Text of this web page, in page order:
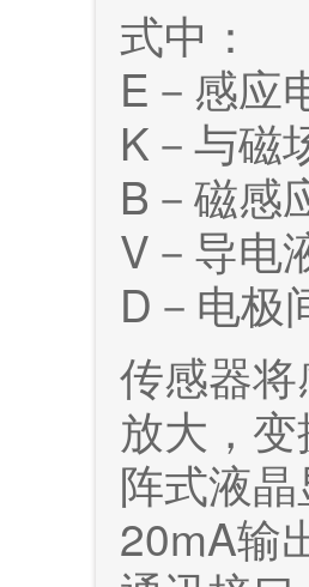
式中：
E－感应
K－与磁
B－磁感
V－导电
D－电极
传感器
放大，
阵式液
20mA输